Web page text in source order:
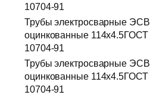
10704-91
Трубы электросварные ЭСВ
оцинкованные 114х4.5ГОСТ
10704-91
Трубы электросварные ЭСВ
оцинкованные 114х4.5ГОСТ
10704-91